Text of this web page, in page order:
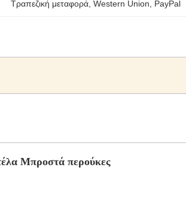
Τραπεζική μεταφορά, Western Union, PayPal
Μπροστά περούκες